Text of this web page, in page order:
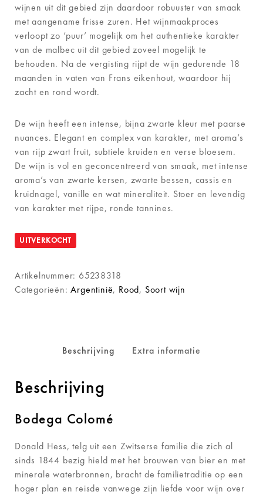
wijnen uit dit gebied zijn daardoor robuuster van smaak
met aangename frisse zuren. Het wijnmaakproces
verloopt zo ‘puur’ mogelijk om het authentieke karakter
van de malbec uit dit gebied zoveel mogelijk te
behouden. Na de vergisting rijpt de wijn gedurende 18
maanden in vaten van Frans eikenhout, waardoor hij
zacht en rond wordt.
De wijn heeft een intense, bijna zwarte kleur met paarse
nuances. Elegant en complex van karakter, met aroma’s
van rijp zwart fruit, subtiele kruiden en verse bloesem.
De wijn is vol en geconcentreerd van smaak, met intense
aroma’s van zwarte kersen, zwarte bessen, cassis en
kruidnagel, vanille en wat mineraliteit. Stoer en levendig
van karakter met rijpe, ronde tannines.
UITVERKOCHT
Artikelnummer: 65238318
Categorieën:Argentinië, Rood, Soort wijn
Beschrijving Extra informatie
Beschrijving
Bodega Colomé
Donald Hess, telg uit een Zwitserse familie die zich al
sinds 1844 bezig hield met het brouwen van bier en met
minerale waterbronnen, bracht de familietraditie op een
hoger plan en reisde vanwege zijn liefde voor wijn over